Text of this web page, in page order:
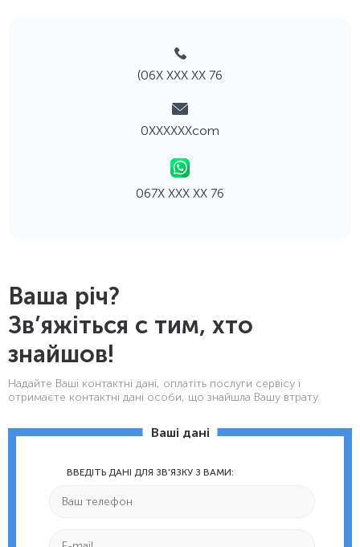
(06Х ХХХ ХХ 76
0ХХХХХХcom
067Х ХХХ ХХ 76
Ваша річ?
Зв’яжіться с тим, хто
знайшов!
Надайте Ваші контактнi дані, оплатіть послуги сервісу і
отримаєте контактні дані особи, що знайшла Вашу втрату.
Ваші дані
ВВЕДІТЬ ДАНІ ДЛЯ ЗВ'ЯЗКУ З ВАМИ: